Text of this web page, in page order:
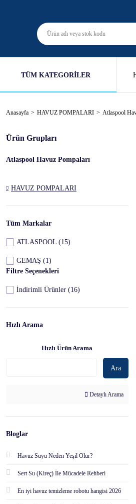
TÜM KATEGORİLER
Anasayfa HAVUZ POMPALARI Atlaspool
Ürün Grupları
Atlaspool Havuz Pompaları
HAVUZ POMPALARI
Tüm Markalar
ATLASPOOL (15)
GEMAŞ (1)
Filtre Seçenekleri
İndirimli Ürünler (16)
Hızlı Arama
Hızlı Ürün Arama
Ara
Detaylı Arama
Bloglar
Havuz Suyu Neden Yeşil Olur?
Sert Su (Kireç) İle Mücadele Rehberi
En iyi havuz temizleme robotu hangisi 2026